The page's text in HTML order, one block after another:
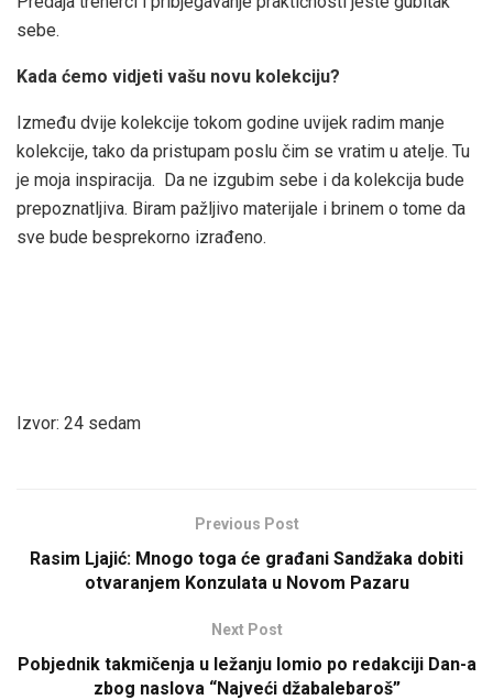
sebe.
Kada ćemo vidjeti vašu novu kolekciju?
Između dvije kolekcije tokom godine uvijek radim manje
kolekcije, tako da pristupam poslu čim se vratim u atelje. Tu
je moja inspiracija. Da ne izgubim sebe i da kolekcija bude
prepoznatljiva. Biram pažljivo materijale i brinem o tome da
sve bude besprekorno izrađeno.
Izvor: 24 sedam
Previous Post
Rasim Ljajić: Mnogo toga će građani Sandžaka dobiti
otvaranjem Konzulata u Novom Pazaru
Next Post
Pobjednik takmičenja u ležanju lomio po redakciji Dan-a
zbog naslova “Najveći džabalebaroš”